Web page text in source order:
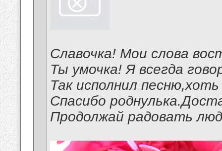
Славочка! Мои слова
Ты умочка! Я всегда
Так исполнил
Спасибо
Продолжай радовать